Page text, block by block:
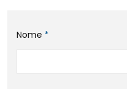
Nome *